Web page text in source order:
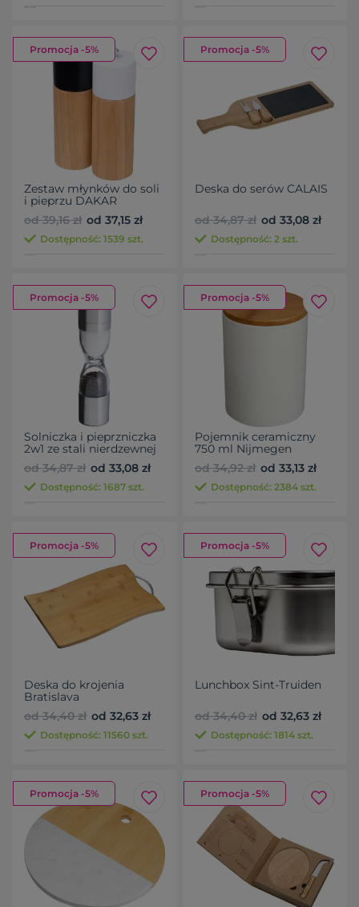
Promocja -5%
Zestaw młynków do soli
i pieprzu DAKAR
od 39,16 zł od 37,15 zł
Dostępność: 1539 szt.
Promocja -5%
Deska do serów CALAIS
od 34,87 zł od 33,08 zł
Dostępność: 2 szt.
Promocja -5%
Solniczka i pieprzniczka
2w1 ze stali nierdzewnej
ROME
od 34,87 zł od 33,08 zł
Dostępność: 1687 szt.
Promocja -5%
Pojemnik ceramiczny
750 ml Nijmegen
od 34,92 zł od 33,13 zł
Dostępność: 2384 szt.
Promocja -5%
Deska do krojenia
Bratislava
od 34,40 zł od 32,63 zł
Dostępność: 11560 szt.
Promocja -5%
Lunchbox Sint-Truiden
od 34,40 zł od 32,63 zł
Dostępność: 1814 szt.
Promocja -5% Promocja -5%